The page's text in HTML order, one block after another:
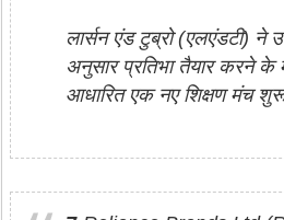
लार्सन एंड टुब्रो (एलएंडटी) ने
अनुसार प्रतिभा तैयार करने
आधारित एक नए शिक्षण मंच